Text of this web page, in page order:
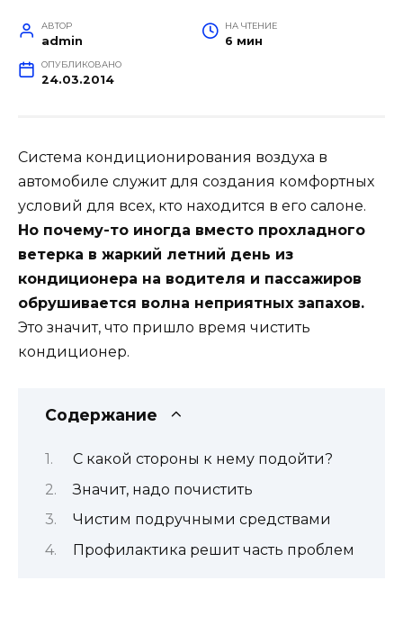
АВТОР
admin
НА ЧТЕНИЕ
6 мин
ОПУБЛИКОВАНО
24.03.2014
Система кондиционирования воздуха в
автомобиле служит для создания комфортных
условий для всех, кто находится в его салоне.
Но почему-то иногда вместо прохладного
ветерка в жаркий летний день из
кондиционера на водителя и пассажиров
обрушивается волна неприятных запахов.
Это значит, что пришло время чистить
кондиционер.
Содержание
С какой стороны к нему подойти?
Значит, надо почистить
Чистим подручными средствами
Профилактика решит часть проблем